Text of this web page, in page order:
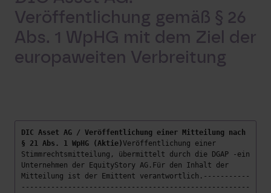
Veröffentlichung gemäß § 26
Abs. 1 WpHG mit dem Ziel der
europaweiten Verbreitung
DIC Asset AG / Veröffentlichung einer Mitteilung nach
§ 21 Abs. 1 WpHG (Aktie)Veröffentlichung einer
Stimmrechtsmitteilung, übermittelt durch die DGAP -ein
Unternehmen der EquityStory AG.Für den Inhalt der
Mitteilung ist der Emittent verantwortlich.-----------
------------------------------------------------------